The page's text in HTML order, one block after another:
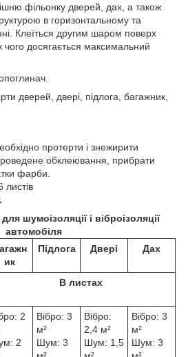
фільонку дверей, дах, а також
в горизонтальному та
Клеїться другим шаром поверх
чого досягається максимальний
дверей, двері, підлога, багажник,
протерти і знежирити
обклеювання, прибрати
фарби.
листів
шумоізоляції і віброізоляції
автомобіля
ик
Підлога Двері Дах
В листах
2
2
Вібро: 3
м²
Шум: 3
Вібро:
2,4 м²
Шум: 1,5
Вібро: 3
м²
Шум: 3